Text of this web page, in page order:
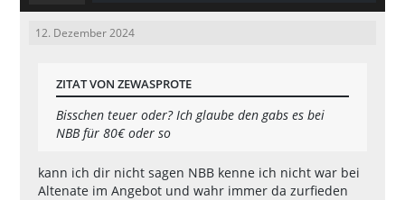
12. Dezember 2024
ZITAT VON ZEWASPROTE
Bisschen teuer oder? Ich glaube den gabs es bei
NBB für 80€ oder so
kann ich dir nicht sagen NBB kenne ich nicht war bei
Altenate im Angebot und wahr immer da zurfieden